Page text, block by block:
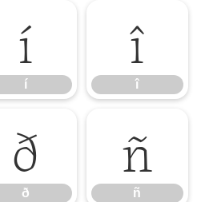
í
í
î
î
ð
ð
ñ
ñ